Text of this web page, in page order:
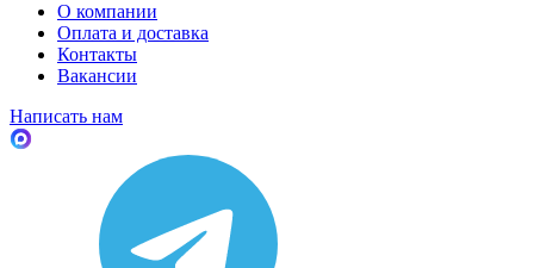
О компании
Оплата и доставка
Контакты
Вакансии
Написать нам